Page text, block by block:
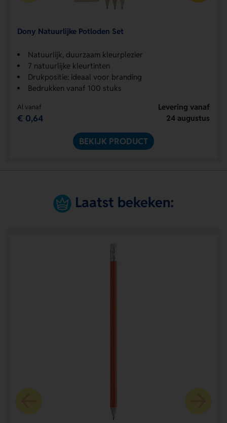
Dony Natuurlijke Potloden Set
Natuurlijk, duurzaam kleurplezier
7 natuurlijke kleurtinten
Drukpositie: ideaal voor branding
Bedrukken vanaf 100 stuks
Al vanaf
€ 0,64
Levering vanaf
24 augustus
BEKIJK PRODUCT
Laatst bekeken: